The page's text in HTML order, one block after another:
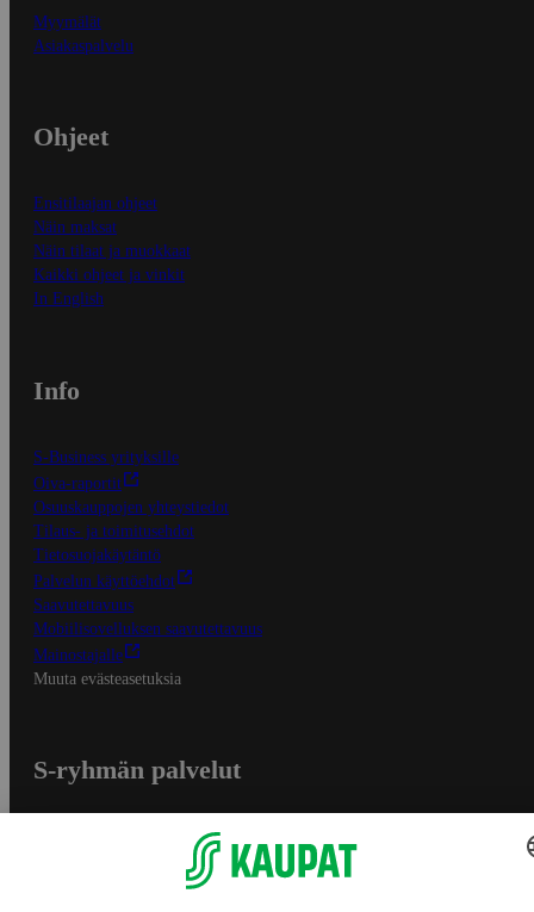
Myymälät
Asiakaspalvelu
Ohjeet
Ensitilaajan ohjeet
Näin maksat
Näin tilaat ja muokkaat
Kaikki ohjeet ja vinkit
In English
Info
S-Business yrityksille
Oiva-raportit
Osuuskauppojen yhteystiedot
Tilaus- ja toimitusehdot
Tietosuojakäytäntö
Palvelun käyttöehdot
Saavutettavuus
Mobiilisovelluksen saavutettavuus
Mainostajalle
Muuta evästeasetuksia
S-ryhmän palvelut
Yhteishyvä Ruoka -sovellus